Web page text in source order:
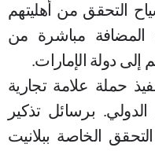
التحقق من أهليتهم
المضافة مباشرة من
دولة الإمارات.
حملة علامة تجارية
. برسائل تذكير
الخاصة ببلانيت